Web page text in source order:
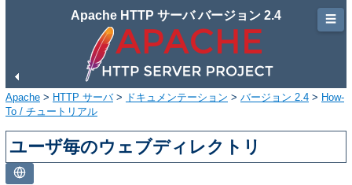
Apache HTTP サーバ バージョン 2.4
Apache > HTTP サーバ> ドキュメンテーション > バージョン 2.4 > How-
To / チュートリアル
ユーザ毎のウェブディレクトリ
☰